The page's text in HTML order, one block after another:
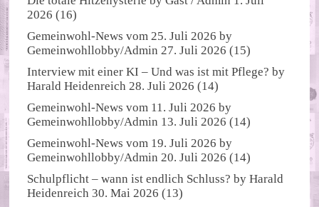
2026 (16)
Gemeinwohl-News vom 25. Juli 2026 by
Gemeinwohllobby/Admin 27. Juli 2026 (15)
Interview mit einer KI – Und was ist mit Pflege? by
Harald Heidenreich 28. Juli 2026 (14)
Gemeinwohl-News vom 11. Juli 2026 by
Gemeinwohllobby/Admin 13. Juli 2026 (14)
Gemeinwohl-News vom 19. Juli 2026 by
Gemeinwohllobby/Admin 20. Juli 2026 (14)
Schulpflicht – wann ist endlich Schluss? byHarald
Heidenreich 30. Mai 2026 (13)